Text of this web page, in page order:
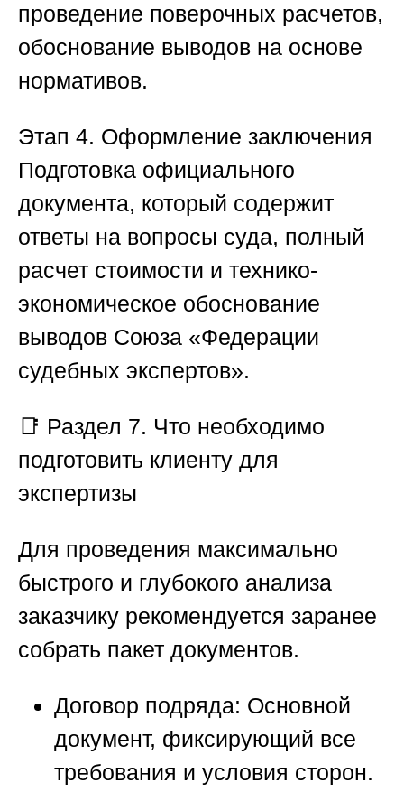
проведение поверочных расчетов,
обоснование выводов на основе
нормативов.
Этап 4. Оформление заключения
Подготовка официального
документа, который содержит
ответы на вопросы суда, полный
расчет стоимости и технико-
экономическое обоснование
выводов Союза «Федерации
судебных экспертов».
📑 Раздел 7. Что необходимо
подготовить клиенту для
экспертизы
Для проведения максимально
быстрого и глубокого анализа
заказчику рекомендуется заранее
собрать пакет документов.
Договор подряда: Основной
документ, фиксирующий все
требования и условия сторон.